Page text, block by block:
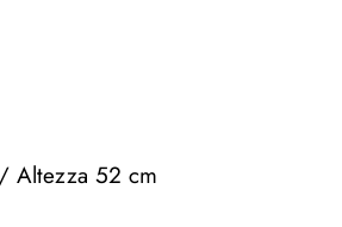
Altezza 52 cm